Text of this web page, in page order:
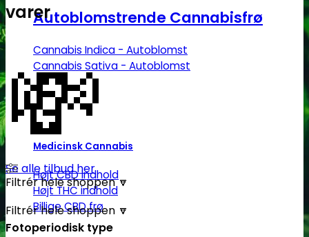
Autoblomstrende Cannabisfrø
Cannabis Indica - Autoblomst
Cannabis Sativa - Autoblomst
Medicinsk Cannabis
Højt CBD indhold
Højt THC indhold
Billige CBD frø
varer
💸
Se alle tilbud her
Filtrér hele shoppen 🔽
Filtrér hele shoppen 🔽
Fotoperiodisk type